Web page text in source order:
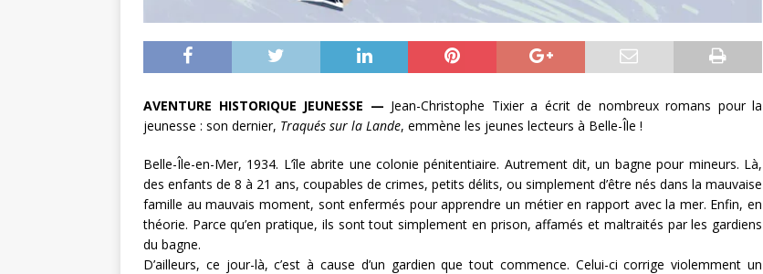
AVENTURE HISTORIQUE JEUNESSE — Jean-Christophe Tixier a écrit de nombreux romans pour la
jeunesse : son dernier, Traqués sur la Lande, emmène les jeunes lecteurs à Belle-Île !
Belle-Île-en-Mer, 1934. L’île abrite une colonie pénitentiaire. Autrement dit, un bagne pour mineurs. Là,
des enfants de 8 à 21 ans, coupables de crimes, petits délits, ou simplement d’être nés dans la mauvaise
famille au mauvais moment, sont enfermés pour apprendre un métier en rapport avec la mer. Enfin, en
théorie. Parce qu’en pratique, ils sont tout simplement en prison, affamés et maltraités par les gardiens
du bagne.
D’ailleurs, ce jour-là, c’est à cause d’un gardien que tout commence. Celui-ci corrige violemment un